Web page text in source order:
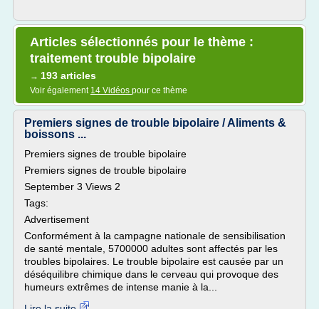
Articles sélectionnés pour le thème :
traitement trouble bipolaire
→ 193 articles
Voir également 14 Vidéos pour ce thème
Premiers signes de trouble bipolaire / Aliments &
boissons ...
Premiers signes de trouble bipolaire
Premiers signes de trouble bipolaire
September 3 Views 2
Tags:
Advertisement
Conformément à la campagne nationale de sensibilisation
de santé mentale, 5700000 adultes sont affectés par les
troubles bipolaires. Le trouble bipolaire est causée par un
déséquilibre chimique dans le cerveau qui provoque des
humeurs extrêmes de intense manie à la...